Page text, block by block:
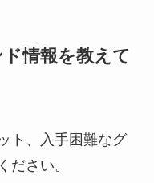
情報を教えて
ト、入手困難なグ
ださい。